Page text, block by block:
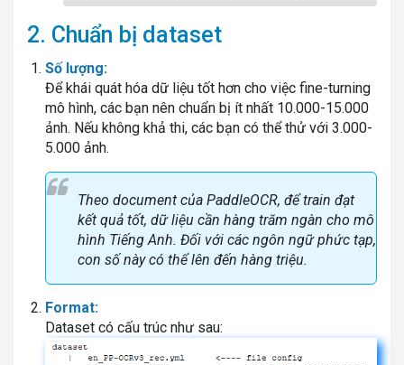
2. Chuẩn bị dataset
Số lượng:
Để khái quát hóa dữ liệu tốt hơn cho việc fine-turning
mô hình, các bạn nên chuẩn bị ít nhất 10.000-15.000
ảnh. Nếu không khả thi, các bạn có thể thử với 3.000-
5.000 ảnh.
Theo document của PaddleOCR, để train đạt
kết quả tốt, dữ liệu cần hàng trăm ngàn cho mô
hình Tiếng Anh. Đối với các ngôn ngữ phức tạp,
con số này có thể lên đến hàng triệu.
Format:
Dataset có cấu trúc như sau: